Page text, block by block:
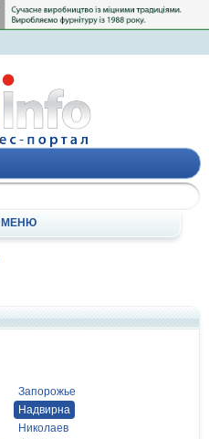
МЕНЮ
Запорожье
Надвирна
Николаев